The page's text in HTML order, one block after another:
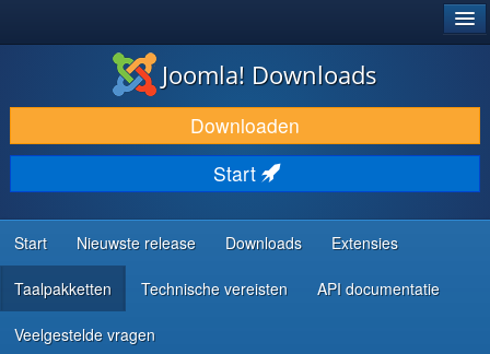
DOWNLOAD & BREID UIT
ONTDEK & LEER
COMMUNITY & ONDERSTEUNING
ONTWIKKELAARSBRONNEN
Joomla! Downloads
Downloaden
Start
Start Nieuwste release Downloads Extensies
Taalpakketten Technische vereisten API documentatie
Veelgestelde vragen